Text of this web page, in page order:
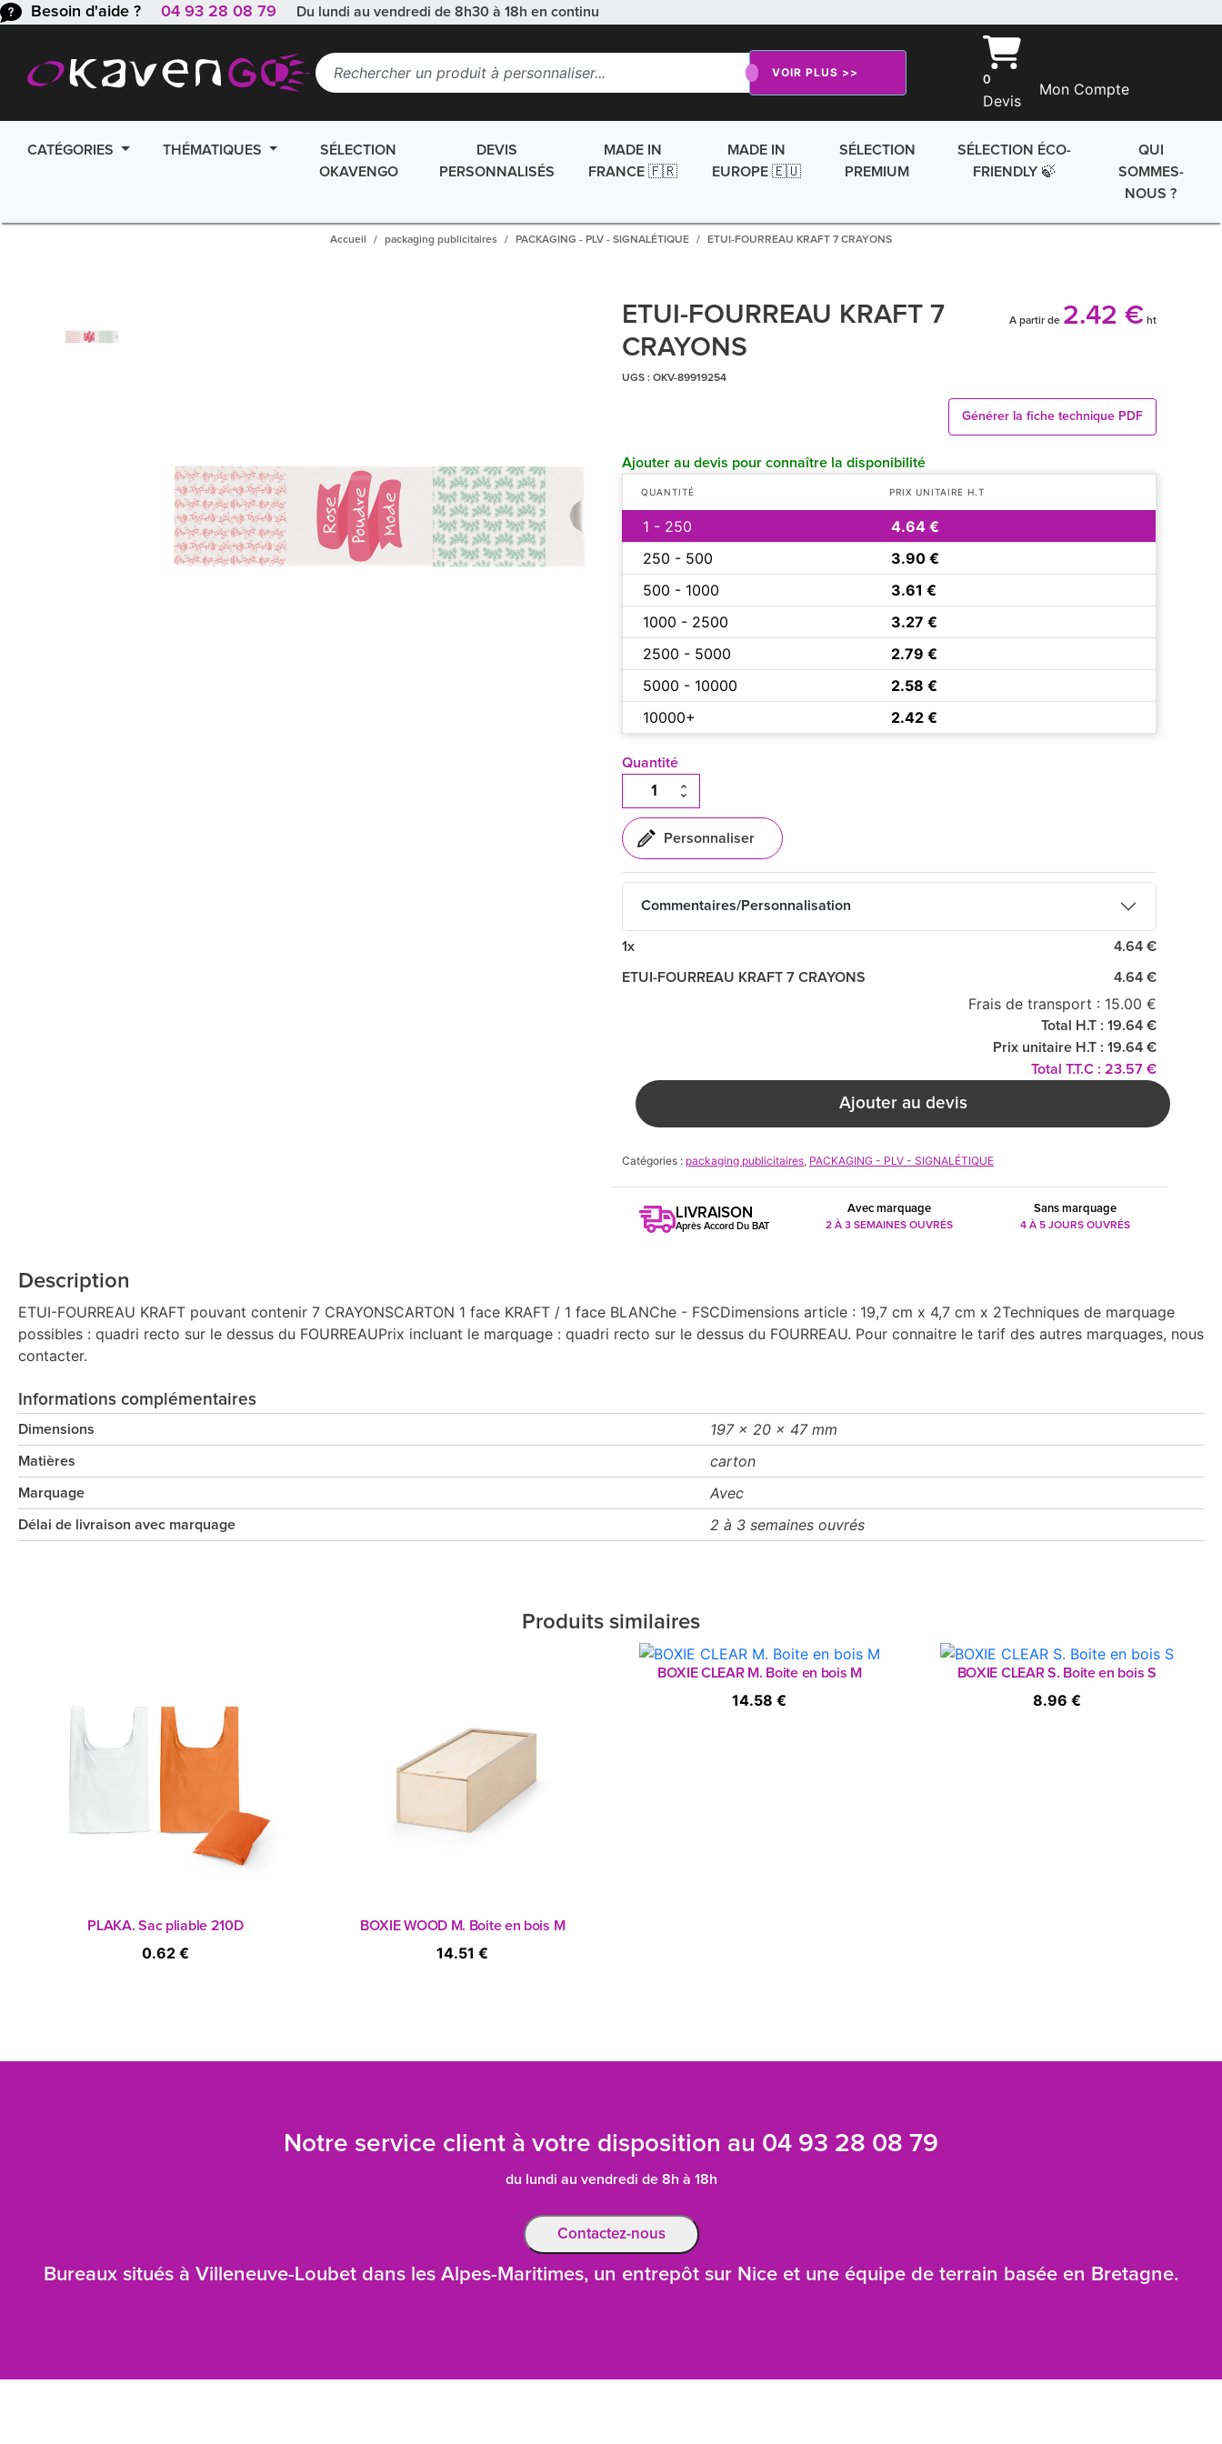
Besoin d'aide ? 04 93 28 08 79 Du lundi au vendredi de 8h30 à 18h en continu
VOIR PLUS >>
0
Devis
Mon Compte
CATÉGORIES THÉMATIQUES
SÉLECTION
OKAVENGO
DEVIS
PERSONNALISÉS
MADE IN
FRANCE 🇫🇷
MADE IN
EUROPE 🇪🇺
SÉLECTION
PREMIUM
SÉLECTION ÉCO-
FRIENDLY 🍃
QUI
SOMMES-
NOUS ?
Accueil packaging publicitaires PACKAGING - PLV - SIGNALÉTIQUE ETUI-FOURREAU KRAFT 7 CRAYONS
ETUI-FOURREAU KRAFT 7
CRAYONS
A partir de 2.42 € ht
UGS : OKV-89919254
Générer la fiche technique PDF
Ajouter au devis pour connaître la disponibilité
QUANTITÉ PRIX UNITAIRE H.T
1 - 250
4.64 €
250 - 500
3.90 €
500 - 1000
3.61 €
1000 - 2500
3.27 €
2500 - 5000
2.79 €
5000 - 10000
2.58 €
10000+
2.42 €
Quantité
Commentaires/Personnalisation
1x 4.64 €
ETUI-FOURREAU KRAFT 7 CRAYONS 4.64 €
Frais de transport : 15.00 €
Total H.T : 19.64 €
Prix unitaire H.T : 19.64 €
Total T.T.C : 23.57 €
Ajouter au devis
Catégories : packaging publicitaires, PACKAGING - PLV - SIGNALÉTIQUE
LIVRAISON
Après Accord Du BAT
Avec marquage
2 À 3 SEMAINES OUVRÉS
Sans marquage
4 À 5 JOURS OUVRÉS
Description
ETUI-FOURREAU KRAFT pouvant contenir 7 CRAYONSCARTON 1 face KRAFT / 1 face BLANChe - FSCDimensions article : 19,7 cm x 4,7 cm x 2Techniques de marquage
possibles : quadri recto sur le dessus du FOURREAUPrix incluant le marquage : quadri recto sur le dessus du FOURREAU. Pour connaitre le tarif des autres marquages, nous
contacter.
Informations complémentaires
Dimensions 197 x 20 x 47 mm
Matières carton
Marquage Avec
Délai de livraison avec marquage 2 à 3 semaines ouvrés
Produits similaires
PLAKA. Sac pliable 210D
0.62 €
BOXIE WOOD M. Boite en bois M
14.51 €
BOXIE CLEAR M. Boite en bois M
14.58 €
BOXIE CLEAR S. Boite en bois S
8.96 €
Notre service client à votre disposition au 04 93 28 08 79
du lundi au vendredi de 8h à 18h
Contactez-nous
Bureaux situés à Villeneuve-Loubet dans les Alpes-Maritimes, un entrepôt sur Nice et une équipe de terrain basée en Bretagne.